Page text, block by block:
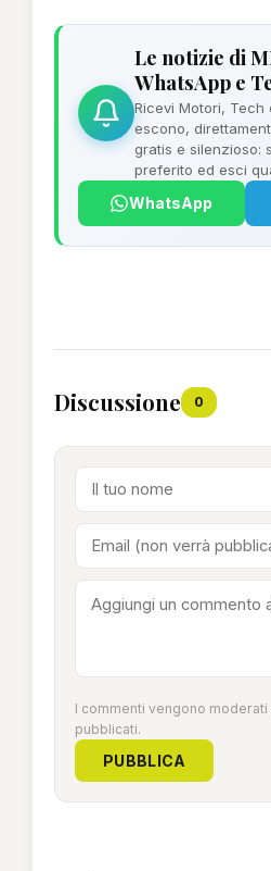
Le notizie di
WhatsApp e
Ricevi Motori, Tech
escono,
gratis e silenzioso:
preferito ed esci
WhatsApp
Discussione 0
I commenti vengono
pubblicati.
PUBBLICA